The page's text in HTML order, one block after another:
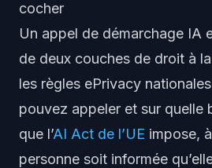
cocher
Un appel de démarchage IA
de deux couches de droit à
les règles ePrivacy
pouvez appeler et sur quelle
que l’AI Act de l’UE impose,
personne soit informée